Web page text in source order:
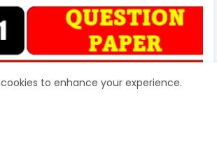
to enhance your experience.